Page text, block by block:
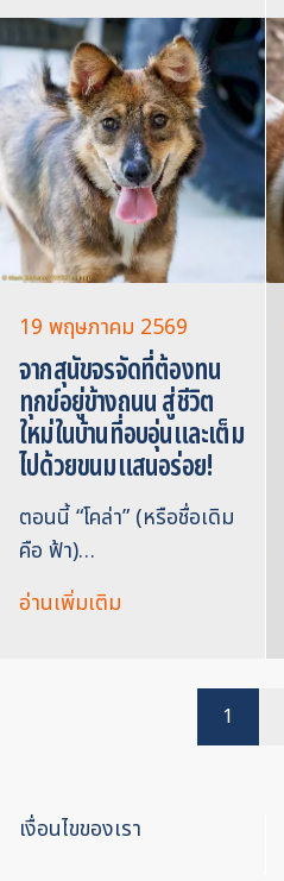
19 พฤษภาคม 2569
จากสุนัขจรจัดที่ต้องทน
ทุกข์อยู่ข้างถนน สู่ชีวิต
ใหม่ในบ้านที่อบอุ่นและเต็ม
ไปด้วยขนมแสนอร่อย!
ตอนนี้ “โคล่า” (หรือชื่อเดิม
คือ ฟ้า)…
อ่านเพิ่มเติม
1
เงื่อนไขของเรา